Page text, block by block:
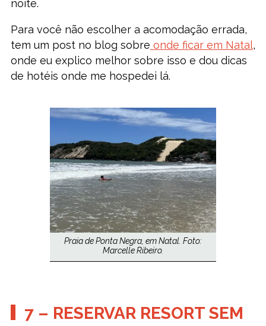
noite.
Para você não escolher a acomodação errada,
tem um post no blog sobre onde ficar em Natal,
onde eu explico melhor sobre isso e dou dicas
de hotéis onde me hospedei lá.
Praia de Ponta Negra, em Natal. Foto:
Marcelle Ribeiro.
7 – RESERVAR RESORT SEM